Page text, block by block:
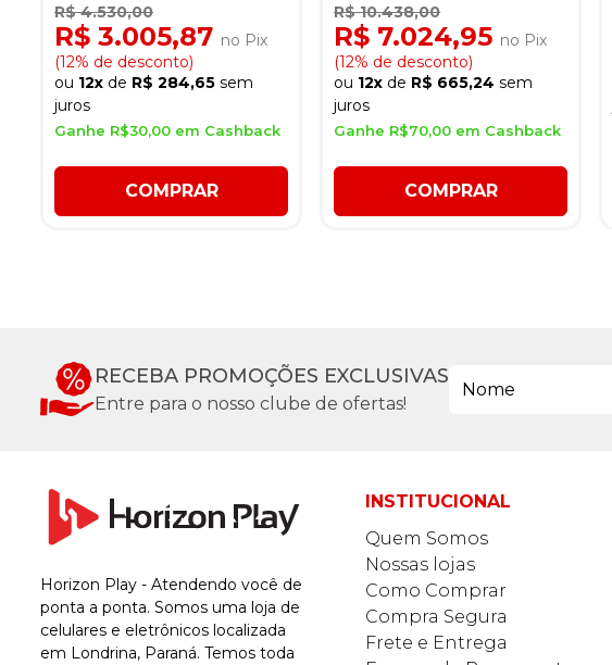
R$ 4.530,00
R$ 3.005,87 no Pix
(12% de desconto)
ou 12x de R$ 284,65 sem
juros
Ganhe R$30,00 em Cashback
COMPRAR
R$ 10.438,00
R$ 7.024,95 no Pix
(12% de desconto)
ou 12x de R$ 665,24 sem
juros
Ganhe R$70,00 em Cashback
COMPRAR
RECEBA PROMOÇÕES EXCLUSIVAS
Entre para o nosso clube de ofertas!
Horizon Play - Atendendo você de
ponta a ponta. Somos uma loja de
celulares e eletrônicos localizada
em Londrina, Paraná. Temos toda
INSTITUCIONAL
Quem Somos
Nossas lojas
Como Comprar
Compra Segura
Frete e Entrega